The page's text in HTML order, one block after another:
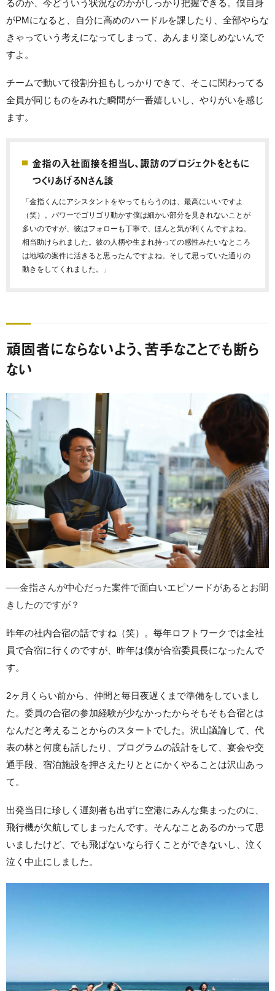
るのか、今どういう状況なのかがしっかり把握できる。僕自身
がPMになると、自分に高めのハードルを課したり、全部やらな
きゃっていう考えになってしまって、あんまり楽しめないんで
すよ。
チームで動いて役割分担もしっかりできて、そこに関わってる
全員が同じものをみれた瞬間が一番嬉しいし、やりがいを感じ
ます。
金指の入社面接を担当し、諏訪のプロジェクトをともに
つくりあげるNさん談
「金指くんにアシスタントをやってもらうのは、最高にいいですよ
（笑）。パワーでゴリゴリ動かす僕は細かい部分を見きれないことが
多いのですが、彼はフォローも丁寧で、ほんと気が利くんですよね。
相当助けられました。彼の人柄や生まれ持っての感性みたいなところ
は地域の案件に活きると思ったんですよね。そして思っていた通りの
動きをしてくれました。」
頑固者にならないよう、苦手なことでも断ら
ない
──金指さんが中心だった案件で面白いエピソードがあるとお聞
きしたのですが？
昨年の社内合宿の話ですね（笑）。毎年ロフトワークでは全社
員で合宿に行くのですが、昨年は僕が合宿委員長になったんで
す。
2ヶ月くらい前から、仲間と毎日夜遅くまで準備をしていまし
た。委員の合宿の参加経験が少なかったからそもそも合宿とは
なんだと考えることからのスタートでした。沢山議論して、代
表の林と何度も話したり、プログラムの設計をして、宴会や交
通手段、宿泊施設を押さえたりととにかくやることは沢山あっ
て。
出発当日に珍しく遅刻者も出ずに空港にみんな集まったのに、
飛行機が欠航してしまったんです。そんなことあるのかって思
いましたけど、でも飛ばないなら行くことができないし、泣く
泣く中止にしました。